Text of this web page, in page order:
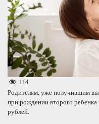
114
Родителям, уже получившим
при рождении второго ребенка
рублей.